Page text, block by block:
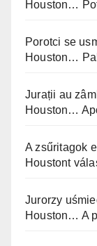
Houston…
Porotci se
Houston…
Jurații au
Houston…
A zsűritagok
Houstont
Jurorzy
Houston… A